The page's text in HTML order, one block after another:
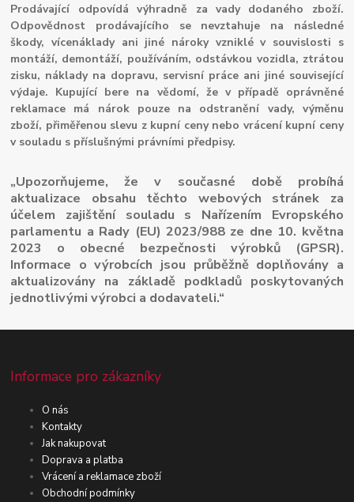
Prodávající odpovídá výhradně za vady dodaného zboží.
Odpovědnost prodávajícího se nevztahuje na následné
škody, vícenáklady ani jiné nároky vzniklé v souvislosti s
montáží, demontáží, používáním, odstávkou vozidla, ztrátou
zisku, náklady na dopravu, servisní práce ani jiné související
výdaje. Kupující bere na vědomí, že v případě oprávněné
reklamace má nárok pouze na odstranění vady, výměnu
zboží, přiměřenou slevu z kupní ceny nebo vrácení kupní ceny
v souladu s příslušnými právními předpisy.
„Upozorňujeme, že v současné době probíhá
aktualizace obsahu těchto webových stránek za
účelem zajištění souladu s Nařízením Evropského
parlamentu a Rady (EU) 2023/988 ze dne 10. května
2023 o obecné bezpečnosti výrobků (GPSR).
Informace o výrobcích jsou průběžně doplňovány a
aktualizovány na základě podkladů poskytovaných
jednotlivými výrobci a dodavateli.“
Informace pro zákazníky
O nás
Kontakty
Jak nakupovat
Doprava a platba
Vrácení a reklamace zboží
Obchodní podmínky